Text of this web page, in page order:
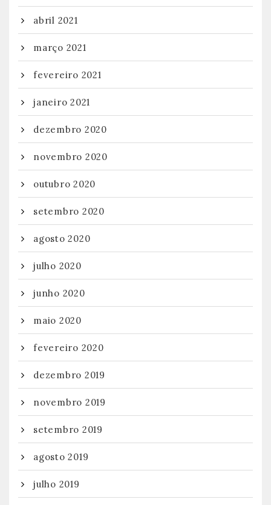
abril 2021
março 2021
fevereiro 2021
janeiro 2021
dezembro 2020
novembro 2020
outubro 2020
setembro 2020
agosto 2020
julho 2020
junho 2020
maio 2020
fevereiro 2020
dezembro 2019
novembro 2019
setembro 2019
agosto 2019
julho 2019